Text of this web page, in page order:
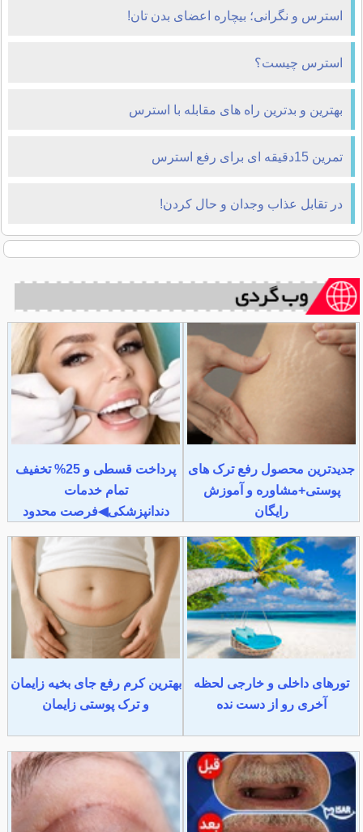
استرس و نگرانی؛ بیچاره اعضای بدن تان!
استرس چیست؟
بهترین و بدترین راه های مقابله با استرس
تمرین 15دقیقه ای برای رفع استرس
در تقابل عذاب وجدان و حال کردن!
جدیدترین محصول رفع ترک های
پوستی+مشاوره و آموزش
رایگان
پرداخت قسطی و 25% تخفیف
تمام خدمات
دندانپزشکی◀فرصت محدود
تورهای داخلی و خارجی لحظه
آخری رو از دست نده
بهترین کرم رفع جای بخیه زایمان
و ترک پوستی زایمان